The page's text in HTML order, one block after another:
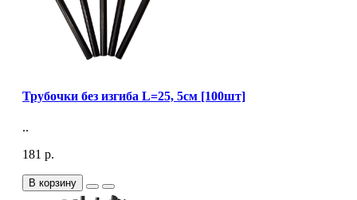
Трубочки без изгиба L=25, 5см [100шт]
..
181 р.
В корзину